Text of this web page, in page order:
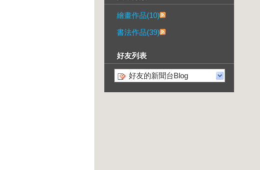
繪畫作品(10)
書法作品(39)
好友列表
好友的新聞台Blog